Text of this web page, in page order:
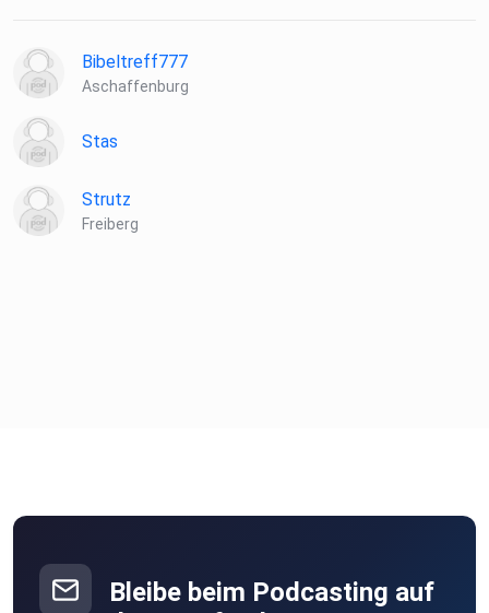
Bibeltreff777
Aschaffenburg
Stas
Strutz
Freiberg
Bleibe beim Podcasting auf